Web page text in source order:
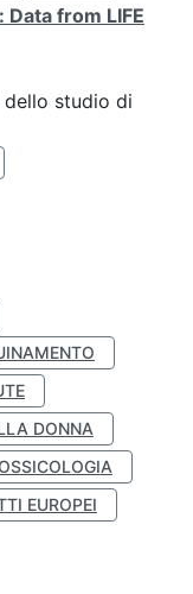
from LIFE
dello studio di
DONNA
EUROPEI